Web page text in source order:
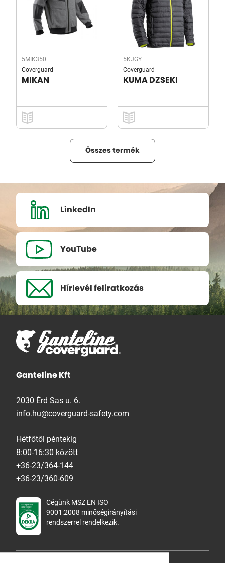
5MIK350
Coverguard
MIKAN
5KJGY
Coverguard
KUMA DZSEKI
Összes termék
LinkedIn
YouTube
Hírlevél feliratkozás
Ganteline Kft
2030 Érd Sas u. 6.
info.hu@coverguard-safety.com
Hétfőtől péntekig
8:00-16:30 között
+36-23/364-144
+36-23/360-609
Cégünk MSZ EN ISO
9001:2008 minőségirányítási
rendszerrel rendelkezik.